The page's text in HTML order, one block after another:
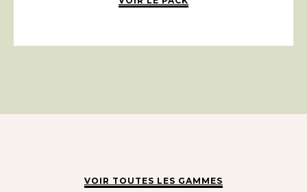
VOIR TOUTES LES GAMMES